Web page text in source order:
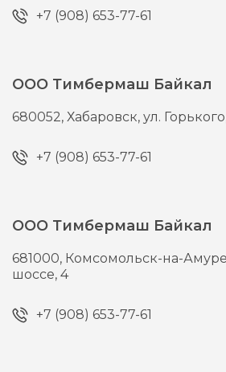
+7 (908) 653-77-61
ООО Тимбермаш Байкал
680052,Хабаровск,ул.
+7 (908) 653-77-61
ООО Тимбермаш Байкал
681000, Комсомольск-на-
шоссе, 4
+7 (908) 653-77-61